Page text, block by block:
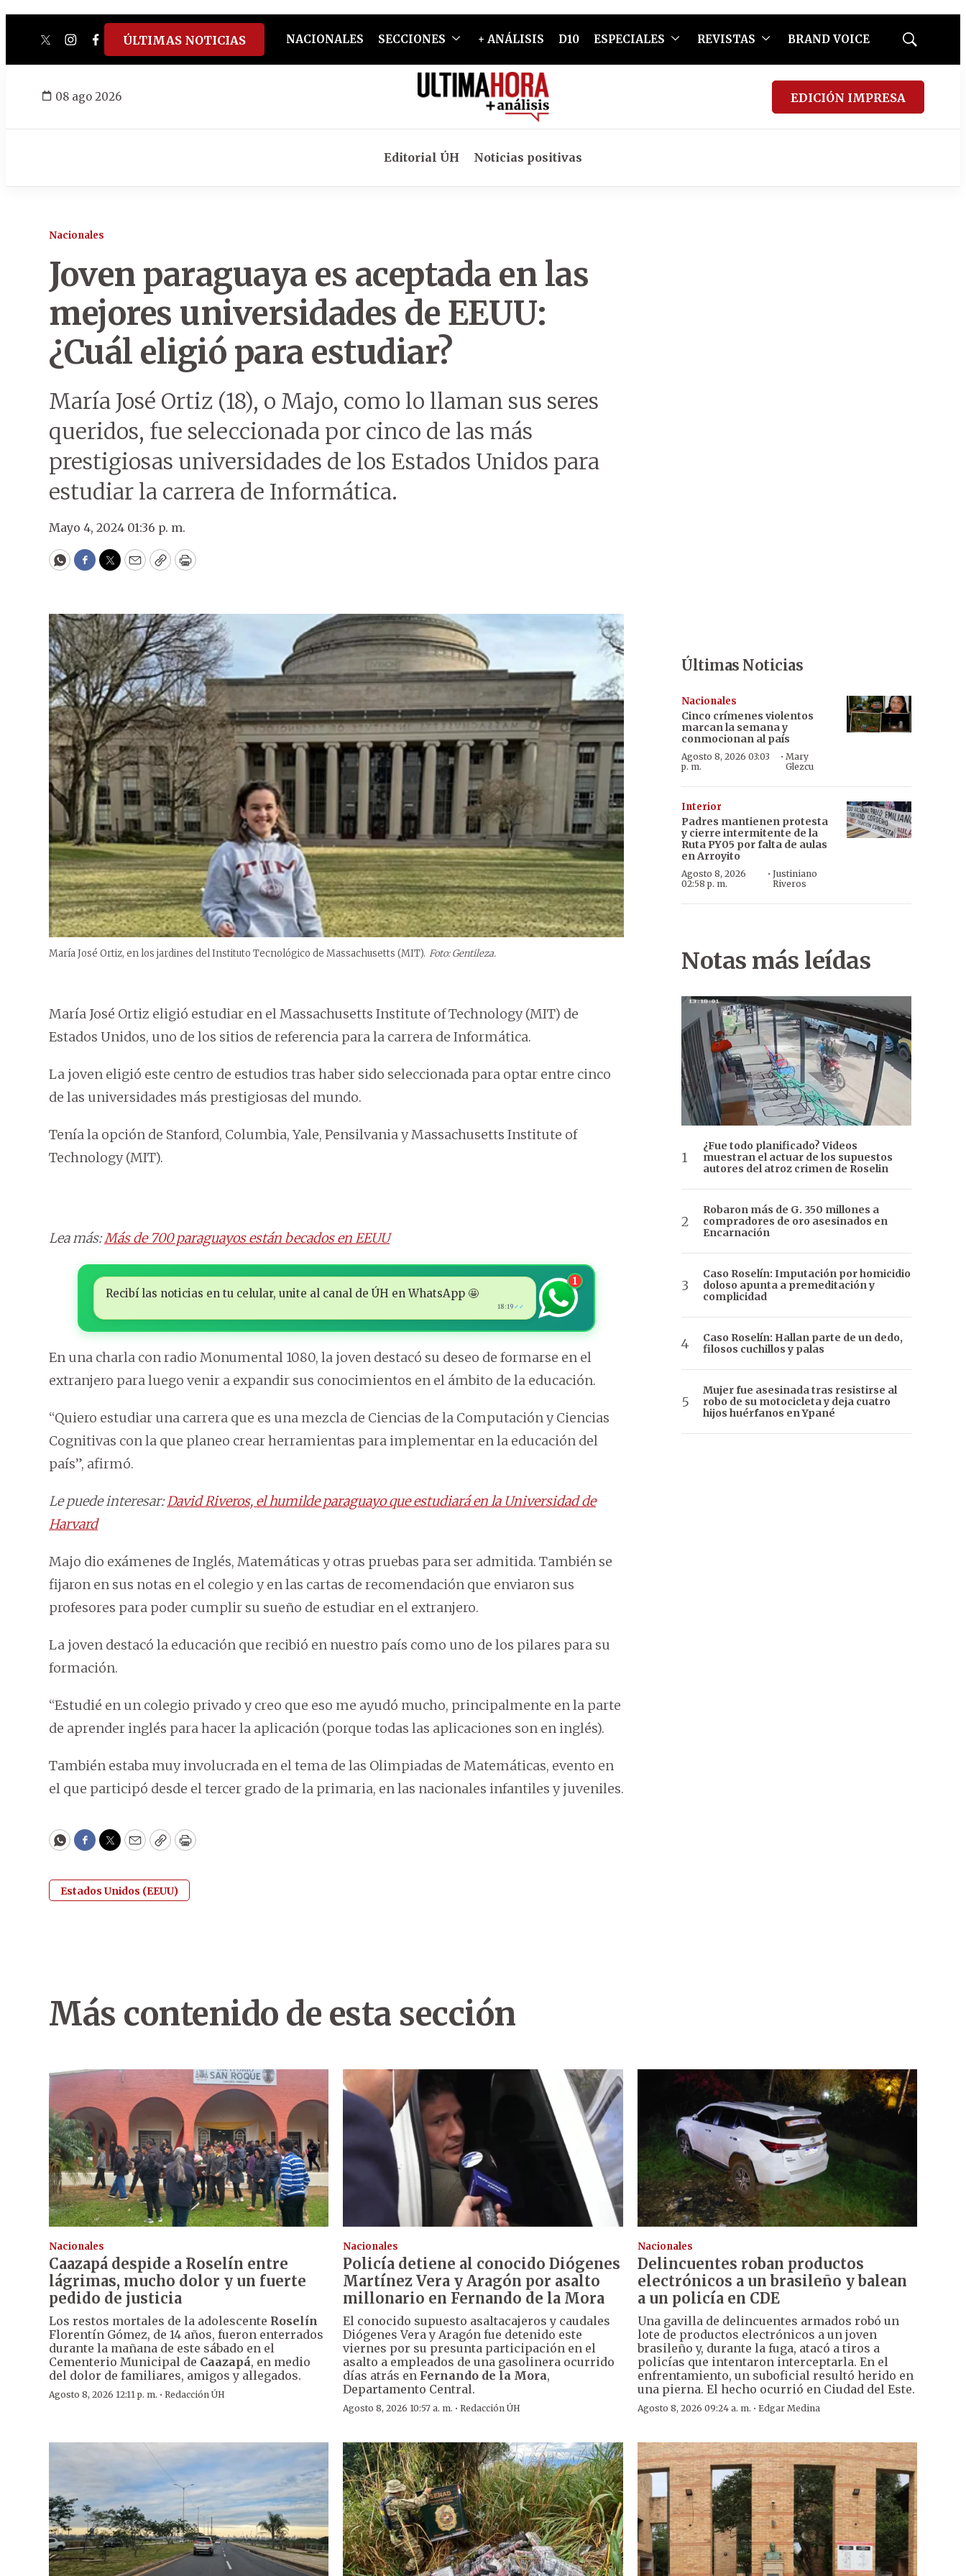
twitterinstagram
facebook
tiktokyoutube
spotify
ÚLTIMAS NOTICIAS NACIONALES SECCIONES + ANÁLISIS D10 ESPECIALES REVISTAS BRAND VOICE
Mostrar
08 ago 2026 EDICIÓN IMPRESA
Editorial ÚH Noticias positivas
Nacionales
Joven paraguaya es aceptada en las
mejores universidades de EEUU:
¿Cuál eligió para estudiar?
María José Ortiz (18), o Majo, como lo llaman sus seres
queridos, fue seleccionada por cinco de las más
prestigiosas universidades de los Estados Unidos para
estudiar la carrera de Informática.
Mayo 4, 2024 01:36 p. m.
WhatsApp
Facebook
Twitter
EmailCopyPrint
María José Ortiz, en los jardines del Instituto Tecnológico de Massachusetts (MIT). Foto: Gentileza.
María José Ortiz eligió estudiar en el Massachusetts Institute of Technology (MIT) de
Estados Unidos, uno de los sitios de referencia para la carrera de Informática.
La joven eligió este centro de estudios tras haber sido seleccionada para optar entre cinco
de las universidades más prestigiosas del mundo.
Tenía la opción de Stanford, Columbia, Yale, Pensilvania y Massachusetts Institute of
Technology (MIT).
Lea más:Más de 700 paraguayos están becados en EEUU
Recibí las noticias en tu celular, unite al canal de ÚH en WhatsApp 🤩
18:19 ✓✓
1
En una charla con radio Monumental 1080, la joven destacó su deseo de formarse en el
extranjero para luego venir a expandir sus conocimientos en el ámbito de la educación.
“Quiero estudiar una carrera que es una mezcla de Ciencias de la Computación y Ciencias
Cognitivas con la que planeo crear herramientas para implementar en la educación del
país”, afirmó.
Le puede interesar:David Riveros, el humilde paraguayo que estudiará en la Universidad de
Harvard
Majo dio exámenes de Inglés, Matemáticas y otras pruebas para ser admitida. También se
fijaron en sus notas en el colegio y en las cartas de recomendación que enviaron sus
profesores para poder cumplir su sueño de estudiar en el extranjero.
La joven destacó la educación que recibió en nuestro país como uno de los pilares para su
formación.
“Estudié en un colegio privado y creo que eso me ayudó mucho, principalmente en la parte
de aprender inglés para hacer la aplicación (porque todas las aplicaciones son en inglés).
También estaba muy involucrada en el tema de las Olimpiadas de Matemáticas, evento en
el que participó desde el tercer grado de la primaria, en las nacionales infantiles y juveniles.
WhatsApp
Facebook
Twitter
EmailCopyPrint
Estados Unidos (EEUU)
Últimas Noticias
Nacionales
Cinco crímenes violentos
marcan la semana y
conmocionan al país
Agosto 8, 2026 03:03
p. m.
·Mary
Glezcu
Interior
Padres mantienen protesta
y cierre intermitente de la
Ruta PY05 por falta de aulas
en Arroyito
Agosto 8, 2026
02:58 p. m.
· Justiniano
Riveros
Notas más leídas
¿Fue todo planificado? Videos
muestran el actuar de los supuestos
autores del atroz crimen de Roselin
Robaron más de G. 350 millones a
compradores de oro asesinados en
Encarnación
Caso Roselín: Imputación por homicidio
doloso apunta a premeditación y
complicidad
Caso Roselín: Hallan parte de un dedo,
filosos cuchillos y palas
Mujer fue asesinada tras resistirse al
robo de su motocicleta y deja cuatro
hijos huérfanos en Ypané
Más contenido de esta sección
Nacionales
Caazapá despide a Roselín entre
lágrimas, mucho dolor y un fuerte
pedido de justicia
Los restos mortales de la adolescente Roselín
Florentín Gómez, de 14 años, fueron enterrados
durante la mañana de este sábado en el
Cementerio Municipal de Caazapá, en medio
del dolor de familiares, amigos y allegados.
Agosto 8, 2026 12:11 p. m. · Redacción ÚH
Nacionales
Policía detiene al conocido Diógenes
Martínez Vera y Aragón por asalto
millonario en Fernando de la Mora
El conocido supuesto asaltacajeros y caudales
Diógenes Vera y Aragón fue detenido este
viernes por su presunta participación en el
asalto a empleados de una gasolinera ocurrido
días atrás en Fernando de la Mora,
Departamento Central.
Agosto 8, 2026 10:57 a. m. ·Redacción ÚH
Nacionales
Delincuentes roban productos
electrónicos a un brasileño y balean
a un policía en CDE
Una gavilla de delincuentes armados robó un
lote de productos electrónicos a un joven
brasileño y, durante la fuga, atacó a tiros a
policías que intentaron interceptarla. En el
enfrentamiento, un suboficial resultó herido en
una pierna. El hecho ocurrió en Ciudad del Este.
Agosto 8, 2026 09:24 a. m. · Edgar Medina